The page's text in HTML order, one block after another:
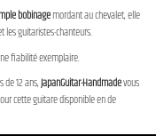
bobinagemordant au chevalet, elle
les guitaristes-chanteurs.
fiabilité exemplaire.
12 ans,JapanGuitar-Handmadevous
cette guitare disponible en de